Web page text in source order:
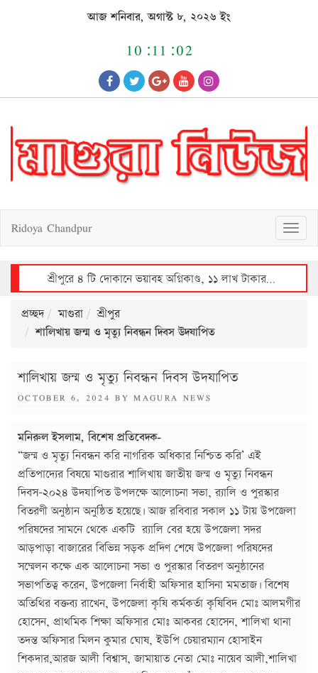
আজ শনিবার, অগাস্ট ৮, ২০২৬ ইং
10:11:03
T
o
g
g
l
a
t
Ridoya Chandpur
শ্রীপুরে ৪ টি দোকানে ভয়াবহ অগ্নিকাণ্ড, ১১ লাখ টাকার ক্ষয়ক্ষতি
প্রচ্ছদ মাগুরা
শ্রীপুর
শালিখায় জন্ম ও মৃত্যু নিবন্ধন দিবস উদযাপিত
শালিখায় জন্ম ও মৃত্যু নিবন্ধন দিবস উদযাপিত
POSTED
OCTOBER 6, 2024 BYMAGURA NEWS
মনিরুল ইসলাম, বিশেষ প্রতিবেদক-
“জন্ম ও মৃত্যু নিবন্ধন করি নাগরিক অধিকার নিশ্চিত করি’ এই
প্রতিপাদ্যের বিষয়ে মাগুরার শালিখায় জাতীয় জন্ম ও মৃত্যু নিবন্ধন
দিবস-২০২৪ উদযাপিত উপলক্ষে আলোচনা সভা, র‍্যালি ও পুরস্কার
বিতরণী অনুষ্ঠান অনুষ্ঠিত হয়েছে৷ আজ রবিবার সকাল ১১ টায় উপজেলা
পরিষদের সামনে থেকে একটি র‍্যালি বের হয়ে উপজেলা সদর
আড়পাড়া বাজারের বিভিন্ন সড়ক প্রদিণ শেষে উপজেলা পরিষদের
সম্মেলন কক্ষে এক আলোচনা সভা ও পুরস্কার বিতরণ অনুষ্ঠানের
সভাপতিত্ব করেন, উপজেলা নির্বাহী অফিসার হাসিনা মমতাজ৷ বিশেষ
অতিথির বক্তব্য রাখেন, উপজেলা কৃষি কর্মকর্তা কৃষিবিদ মোঃ আলমগীর
হোসেন, প্রাথমিক শিক্ষা অফিসার মোঃ আকবর হোসেন, শালিখা থানা
তদন্ত অফিসার মিলন কুমার ঘোষ, ইউপি চেয়ারম্যান হোসাইন
শিকদার,আরজ আলী বিশ্বাস, জামায়াত নেতা মোঃ নায়েব আলী,শালিখা